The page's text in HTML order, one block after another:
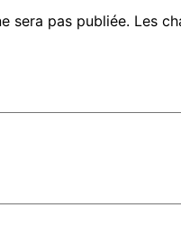
sera pas publiée. Les